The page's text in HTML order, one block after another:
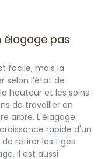
élagage pas
facile, mais la
selon l’état de
hauteur et les soins
de travailler en
arbre. L'élagage
rapide d'un
retirer les tiges
il est aussi